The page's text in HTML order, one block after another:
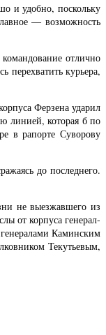
и удобно, поскольку
— возможность
отлично
перехватить курьера,
Ферзена ударил
линией, которая б по
в рапорте Суворову
до последнего.
не выезжавшего из
от корпуса генерал-
Каминским
Текутьевым,